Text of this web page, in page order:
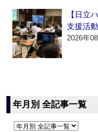
【日立
支援活
2026年
年月別 全記事一覧